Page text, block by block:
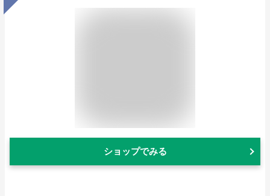
ショップでみる